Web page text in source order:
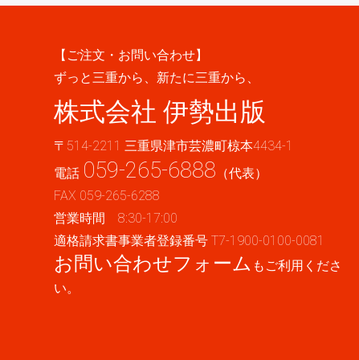
【ご注文・お問い合わせ】
ずっと三重から、新たに三重から、
株式会社 伊勢出版
〒514-2211 三重県津市芸濃町椋本4434-1
電話 059-265-6888 （代表）
FAX 059-265-6288
営業時間 8:30-17:00
適格請求書事業者登録番号 T7-1900-0100-0081
お問い合わせフォーム もご利用くださ
い。